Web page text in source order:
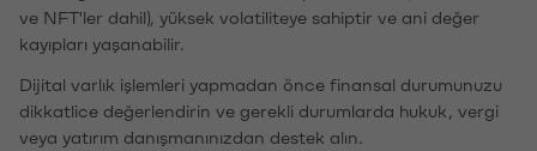
ve NFT'ler dahil), yüksek volatiliteye sahiptir ve ani değer
kayıpları yaşanabilir.
Dijital varlık işlemleri yapmadan önce finansal durumunuzu
dikkatlice değerlendirin ve gerekli durumlarda hukuk, vergi
veya yatırım danışmanınızdan destek alın.